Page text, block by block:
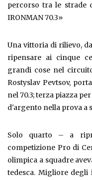
percorso tra le strade
IRONMAN 70.3»
Una vittoria di rilievo,
ripensare ai cinque
grandi cose nel
Rostyslav Pevtsov,
nel 70.3; terza piazza
d'argento nella prova a
Solo quarto – a
competizione Pro di
olimpica a squadre
tedesca. Migliore